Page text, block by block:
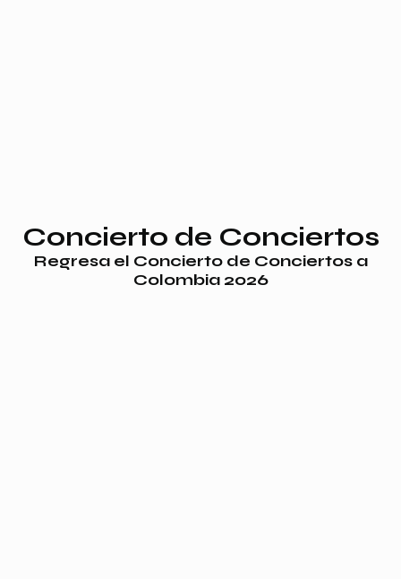
Concierto de Conciertos
Regresa el Concierto de Conciertos a
Colombia 2026